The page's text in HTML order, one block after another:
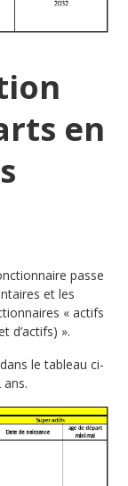
en
passe
et les
« actifs
d’actifs) ».
le tableau ci-